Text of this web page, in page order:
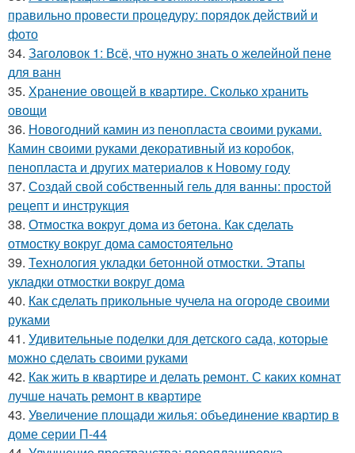
правильно провести процедуру: порядок действий и
фото
34. Заголовок 1: Всё, что нужно знать о желейной пенe
для ванн
35. Хранение овощей в квартире. Сколько хранить
овощи
36. Новогодний камин из пенопласта своими руками.
Камин своими руками декоративный из коробок,
пенопласта и других материалов к Новому году
37. Создай свой собственный гель для ванны: простой
рецепт и инструкция
38. Отмостка вокруг дома из бетона. Как сделать
отмостку вокруг дома самостоятельно
39. Технология укладки бетонной отмостки. Этапы
укладки отмостки вокруг дома
40. Как сделать прикольные чучела на огороде своими
руками
41. Удивительные поделки для детского сада, которые
можно сделать своими руками
42. Как жить в квартире и делать ремонт. С каких комнат
лучше начать ремонт в квартире
43. Увеличение площади жилья: объединение квартир в
доме серии П-44